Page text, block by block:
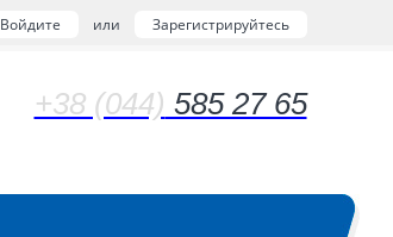
Войдите или Зарегистрируйтесь
+38 (044) 585 27 65